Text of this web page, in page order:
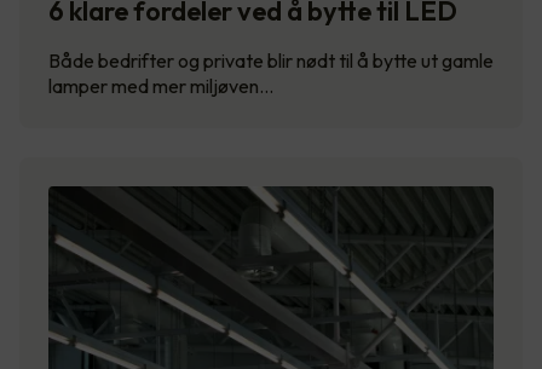
6 klare fordeler ved å bytte til LED
Både bedrifter og private blir nødt til å bytte ut gamle
lamper med mer miljøven…